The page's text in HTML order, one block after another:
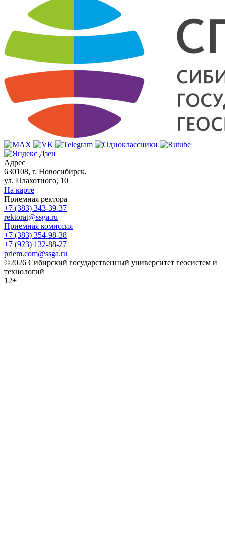
Адрес
630108, г. Новосибирск,
ул. Плахотного, 10
На карте
Приемная ректора
+7 (383) 343-39-37
rektorat@ssga.ru
Приемная комиссия
+7 (383) 354-98-38
+7 (923) 132-88-27
priem.com@ssga.ru
©2026 Сибирский государственный университет геосистем и
технологий
12+